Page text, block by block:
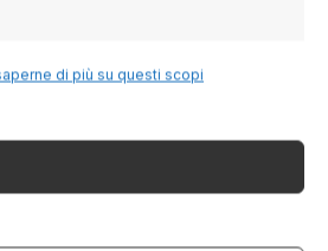
di più su questi scopi
guidateserali